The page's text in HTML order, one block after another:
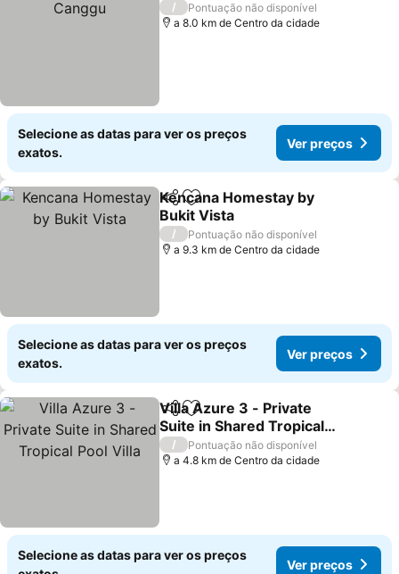
/
Pontuação não disponível
a 8.0 km de Centro da cidade
Selecione as datas para ver os preços
exatos.
Ver preços
PartilharAdicionar aos favoritos
Kencana Homestay by
Bukit Vista
/
Pontuação não disponível
a 9.3 km de Centro da cidade
Selecione as datas para ver os preços
exatos.
Ver preços
PartilharAdicionar aos favoritos
Villa Azure 3 - Private
Suite in Shared Tropical
Pool Villa
/
Pontuação não disponível
a 4.8 km de Centro da cidade
Selecione as datas para ver os preços
Ver preços